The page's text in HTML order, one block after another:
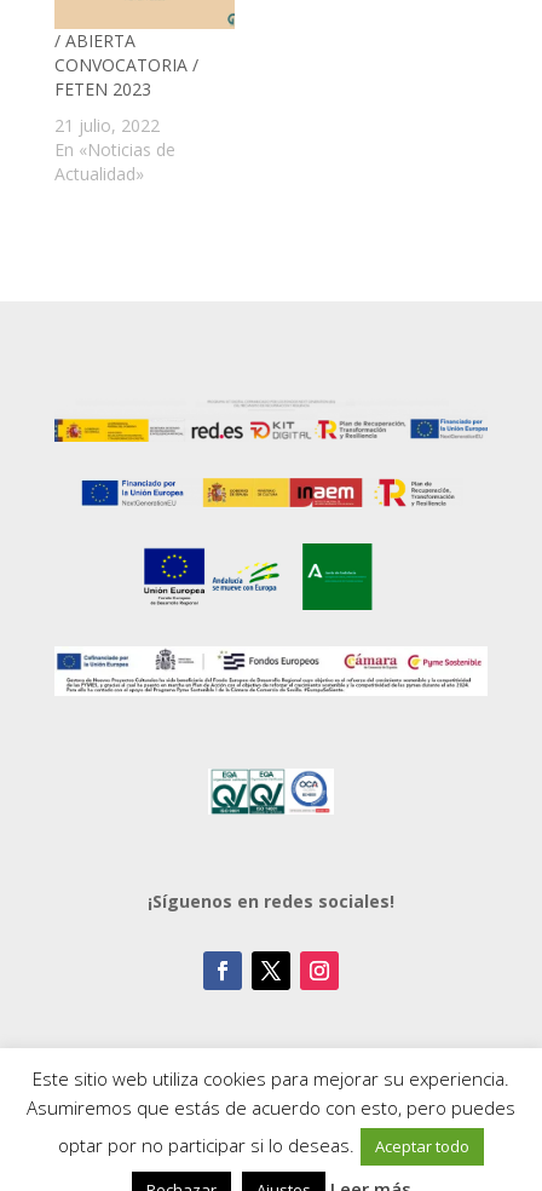
/ ABIERTA
CONVOCATORIA /
FETEN 2023
21 julio, 2022
En «Noticias de
Actualidad»
¡Síguenos en redes sociales!
Este sitio web utiliza cookies para mejorar su experiencia.
Asumiremos que estás de acuerdo con esto, pero puedes
optar por no participar si lo deseas.
Aceptar todo